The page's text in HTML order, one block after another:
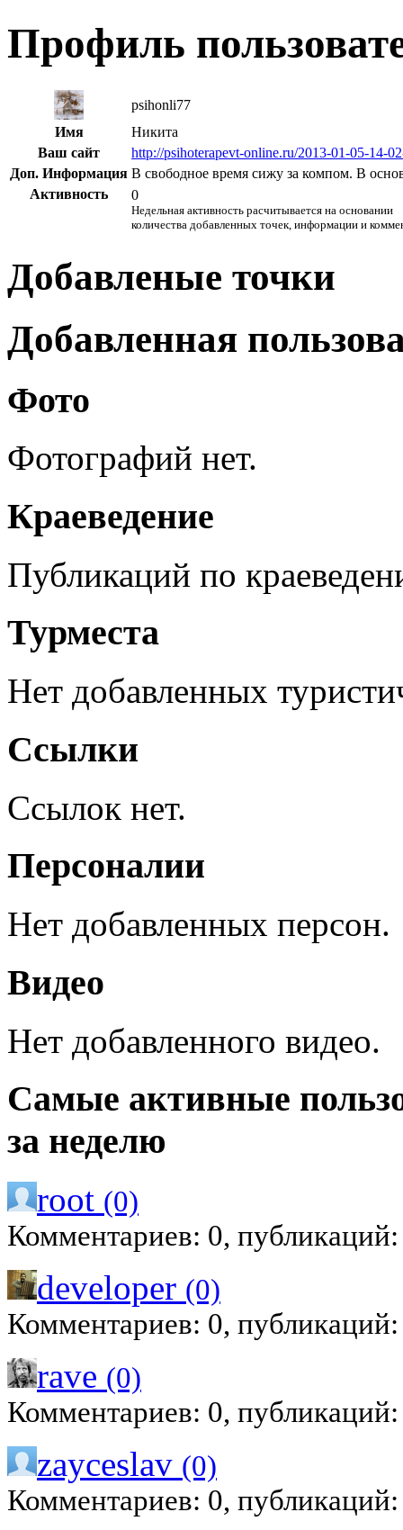
Профиль
psihonli77
Имя
Никита
Ваш сайт
http://psihoterapevt-online.ru/2013-01-05-14-
Доп. Информация В свободное время сижу за компом. В
Активность
0
Недельная активность расчитывается на основании
количества добавленных точек, информации и
Добавленые точки
Добавленная
Фото
Фотографий нет.
Краеведение
Публикаций по
Турместа
Нет добавленных
Ссылки
Ссылок нет.
Персоналии
Нет добавленных персон.
Видео
Нет добавленного видео.
Самые активные
за неделю
root (0)
Комментариев: 0,
developer (0)
Комментариев: 0,
rave (0)
Комментариев: 0,
zayceslav (0)
Комментариев: 0,